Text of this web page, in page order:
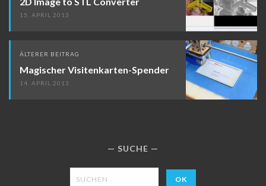
15. APRIL 2013
ÄLTERER BEITRAG
Magischer Visitenkarten-Spender
14. APRIL 2013
SUCHE